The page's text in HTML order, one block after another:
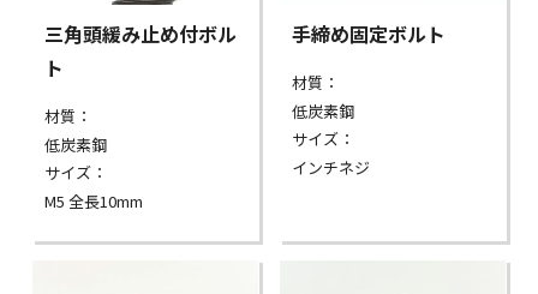
三角頭緩み止め付ボル
ト
材質：
低炭素鋼
サイズ：
M5 全長10mm
手締め固定ボルト
材質：
低炭素鋼
サイズ：
インチネジ